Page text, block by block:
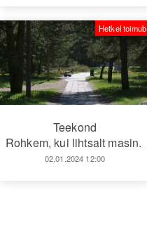
Teekond
Rohkem, kui lihtsalt masin.
02.01.2024 12:00
Hetkel toimub